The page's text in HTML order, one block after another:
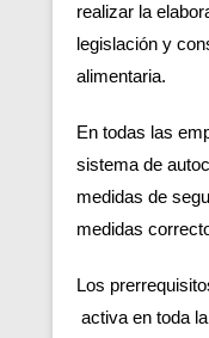
realizar la
legislación y
alimentaria.
En todas las
sistema de
medidas de
medidas
Los
activa en toda